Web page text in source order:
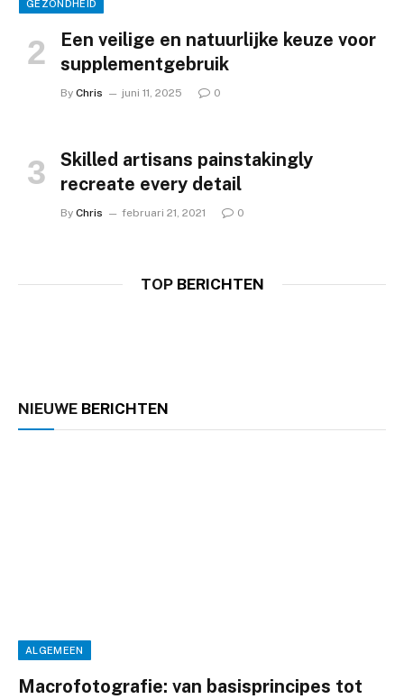
GEZONDHEID
Een veilige en natuurlijke keuze voor
supplementgebruik
By Chris juni 11, 2025 0
Skilled artisans painstakingly
recreate every detail
By Chris februari 21, 2021 0
TOPBERICHTEN
ALGEMEEN
windows 11 activation script Activate
januari 23, 2024
ALGEMEEN
NIEUWE BERICHTEN
ALGEMEEN
Macrofotografie: van basisprincipes tot